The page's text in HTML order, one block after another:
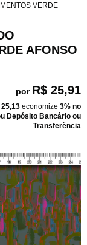
VERDE
AFONSO
por R$ 25,91
economize 3% no
Depósito Bancário ou
Transferência